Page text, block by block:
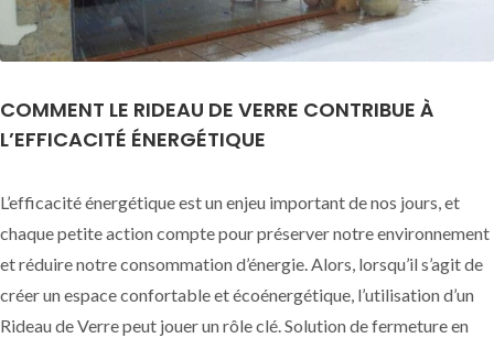
COMMENT LE RIDEAU DE VERRE CONTRIBUE À
L’EFFICACITÉ ÉNERGÉTIQUE
L’efficacité énergétique est un enjeu important de nos jours, et
chaque petite action compte pour préserver notre environnement
et réduire notre consommation d’énergie. Alors, lorsqu’il s’agit de
créer un espace confortable et écoénergétique, l’utilisation d’un
Rideau de Verre peut jouer un rôle clé. Solution de fermeture en